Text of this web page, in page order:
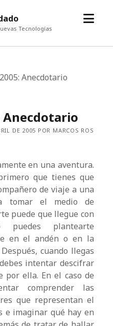
Tecnologías
abrir
Anecdotario
Anecdotario
DE 2005 POR MARCOS ROS
en una aventura.
que tienes que
de viaje a una
tomar el medio de
puede que llegue con
plantearte
en el andén o en la
cuando llegas
intentar descifrar
por ella. En el caso de
comprender las
que representan el
e imaginar qué hay en